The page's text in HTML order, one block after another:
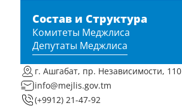
Состав и Структура
Комитеты Меджлиса
Депутаты Меджлиса
г. Ашгабат, пр. Независимости, 110
info@mejlis.gov.tm
(+9912) 21-47-92